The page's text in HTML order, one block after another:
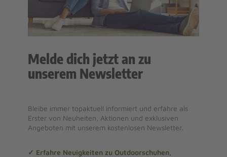
Melde dich jetzt an zu
unserem Newsletter
Bleibe immer topaktuell informiert und erfahre als
Erster von Neuheiten, Aktionen und exklusiven
Angeboten mit unserem kostenlosen Newsletter.
✓ Erfahre Neuigkeiten zu Outdoorschuhen,